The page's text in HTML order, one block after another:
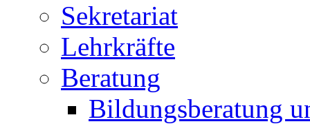
Sekretariat
Lehrkräfte
Beratung
Bildungsberatung